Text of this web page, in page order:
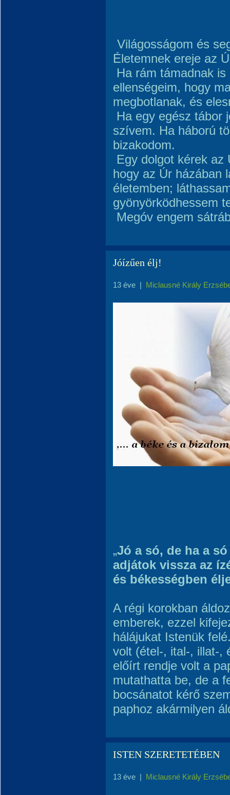
Világosságom és
Életemnek ereje az
Ha rám támadnak
ellenségeim, hogy
megbotlanak, és
Ha egy egész tábor
szívem. Ha háború
bizakodom.
Egy dolgot kérek az
hogy az Úr házában
életemben;
gyönyörködhessem
Megóv engem
Jóízűen élj!
13 éve | Miclausné Király
„Jó a só, de ha a
adjátok vissza az
és békességben
A régi korokban
emberek, ezzel
hálájukat Istenük
volt (étel-, ital-, illat-,
előírt rendje volt a
mutathatta be, de a
bocsánatot kérő
paphoz akármilyen
ISTEN SZERETETÉBEN
13 éve | Miclausné Király